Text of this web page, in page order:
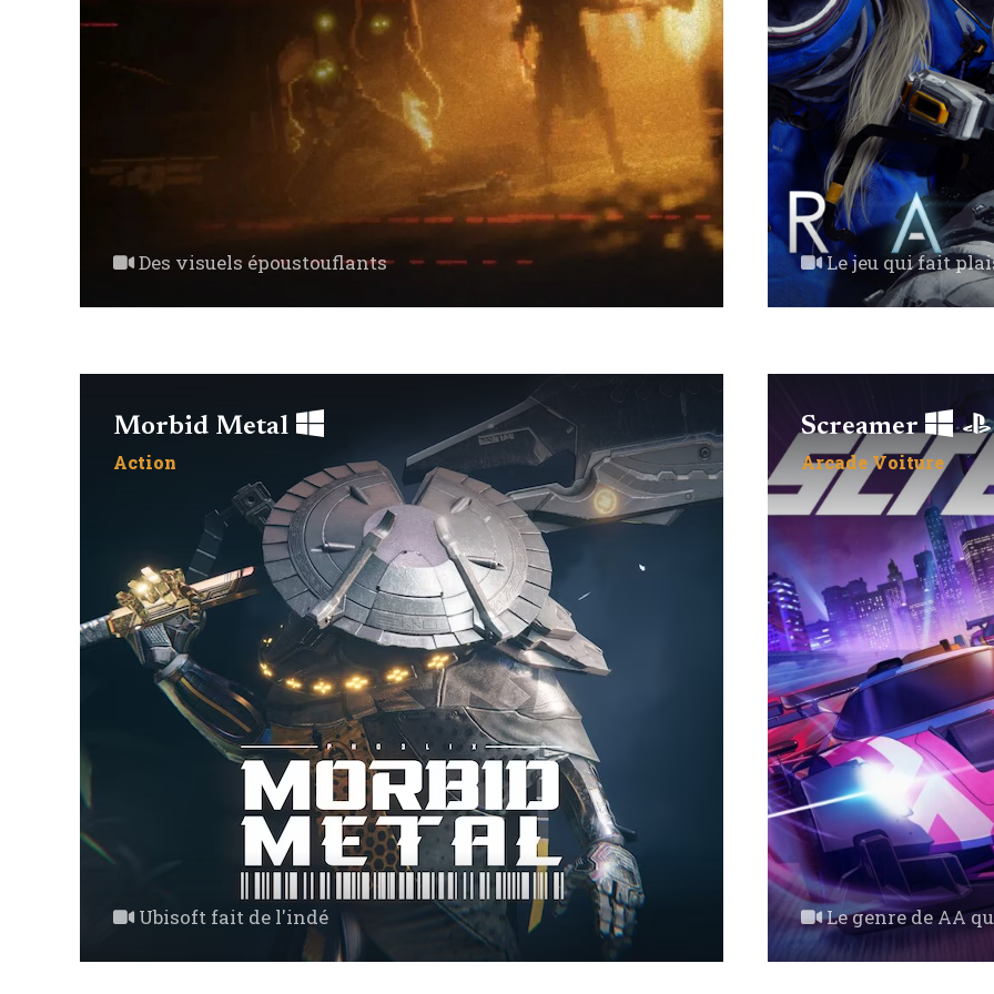
Des visuels époustouflants Le jeu qui fait
Morbid Metal
Action
Ubisoft fait de l'indé
Screamer
Arcade Voiture
Le genre de AA